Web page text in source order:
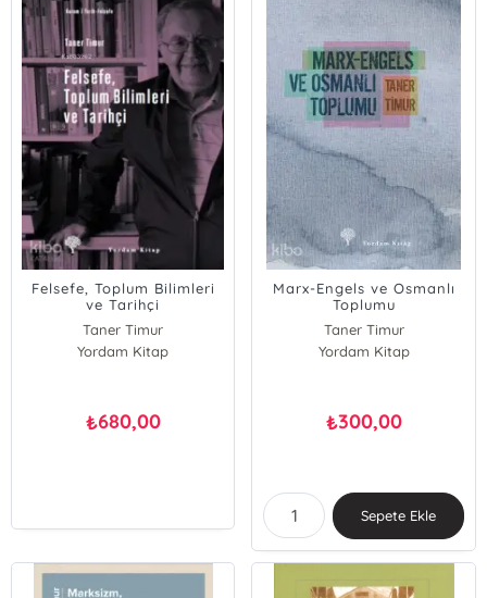
Felsefe, Toplum Bilimleri
ve Tarihçi
Taner Timur
Yordam Kitap
₺680,00
Marx-Engels ve Osmanlı
Toplumu
Taner Timur
Yordam Kitap
₺300,00
Sepete Ekle